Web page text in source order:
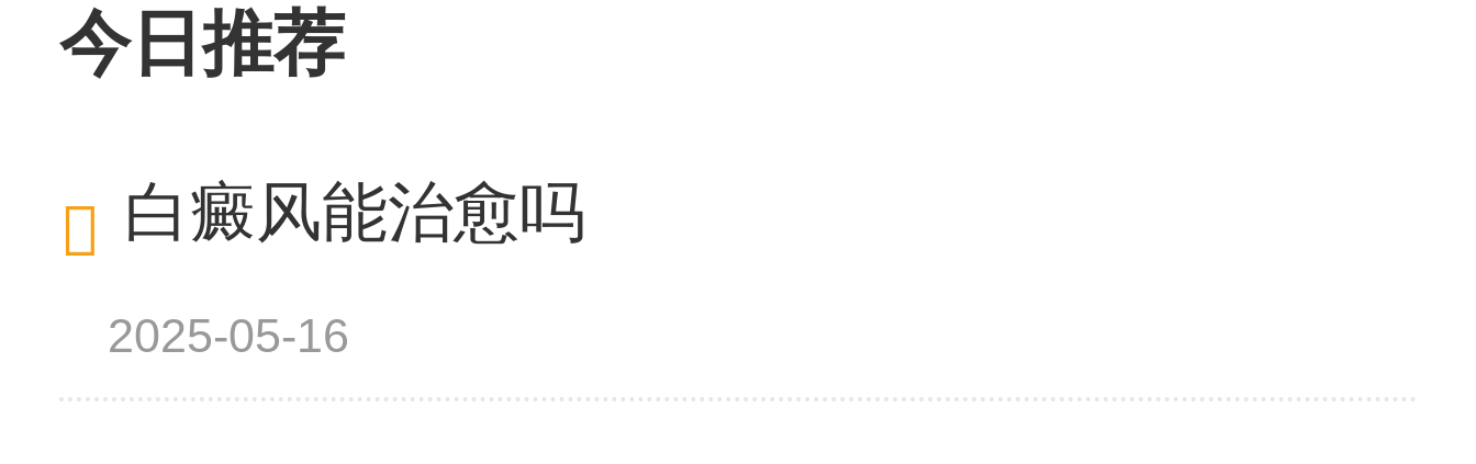
今日推荐
白癜风能治愈吗
2025-05-16